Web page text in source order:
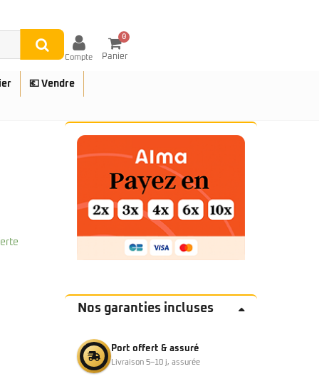
Compte
0
Panier
💶 Vendre
Nos garanties incluses
Port offert & assuré
Livraison 5–10 j, assurée